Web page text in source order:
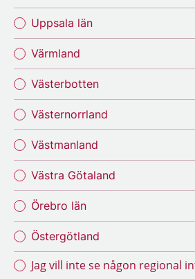
Uppsala län
Värmland
Västerbotten
Västernorrland
Västmanland
Västra Götaland
Örebro län
Östergötland
Jag vill inte se någon regional